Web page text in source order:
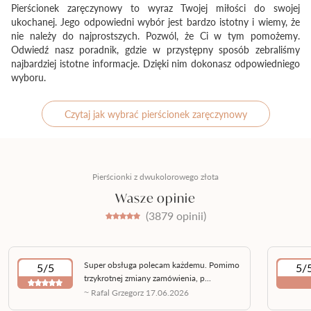
wykonana z białego, jak i żółtego złota, podjęcie decyzji o
kolorystyce pierścionka zaręczynowego może okazać się niezwykle
trudne. Choć w radach dla panów dominuje teoria o dopasowaniu
biżuterii zaręczynowej do biżuterii codziennej swojej ukochanej, w
przypadku pań otwartych na różnorodność, mamy ogromne pole
doskonale znając potrzeby i upodobania kobiet, oferuje pierścionki
zaręczynowe dwukolorowe, gdzie klasyka dopełniona nutką
Jeśli w oczach Twojej ukochanej, pierścionek z żółtego złota czy
pierścionek z białego złota wydaje się zbyt awangardowy, warto
postawić na pierścionek z dwukolorowego złota z diamentem, który
te barwy kruszcu. Diament lśniący w otoczeniu dwukolorowego
złota nie tylko podkreśli charakter i styl ukochanej osoby, ale będzie
także ukłonem w stronę nowoczesnych rozwiązań w świecie
jubilerstwa, za którymi stoi sztab absolutnych pasjonatów.
Pierścionek zaręczynowy to wyraz Twojej miłości do swojej
ukochanej. Jego odpowiedni wybór jest bardzo istotny i wiemy, że
nie należy do najprostszych. Pozwól, że Ci w tym pomożemy.
Odwiedź nasz poradnik, gdzie w przystępny sposób zebraliśmy
najbardziej istotne informacje. Dzięki nim dokonasz odpowiedniego
wyboru.
Czytaj jak wybrać pierścionek zaręczynowy
Pierścionki z dwukolorowego złota
Wasze opinie
(3879 opinii)
5/5
Super obsługa polecam każdemu. Pomimo
trzykrotnej zmiany zamówienia, p...
~ Rafal Grzegorz 17.06.2026
5/